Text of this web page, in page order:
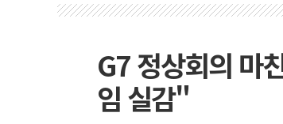
G7 정상회의 마
임 실감"